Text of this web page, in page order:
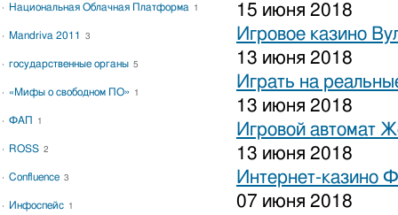
15 июня 2018
Игровое казино
13 июня 2018
Играть на
13 июня 2018
Игровой автомат
13 июня 2018
Интернет-казино
07 июня 2018
Национальная Облачная Платформа 1
Mandriva 2011 3
государственные органы 5
«Мифы о свободном ПО» 1
ФАП 1
ROSS 2
Confluence 3
Инфоспейс 1